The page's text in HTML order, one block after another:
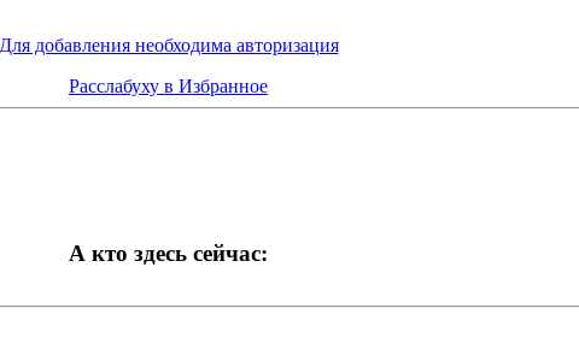
Для добавления необходима авторизация
Расслабуху в Избранное
А кто здесь сейчас: